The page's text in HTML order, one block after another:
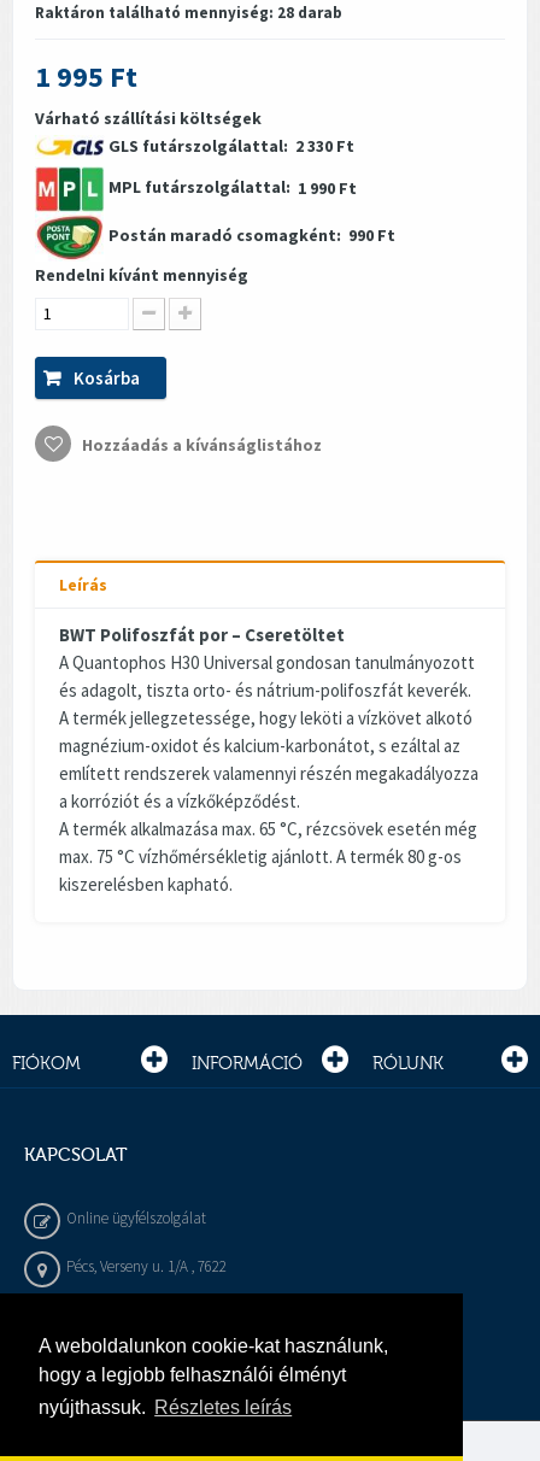
A weboldalunkon cookie-kat használunk,
hogy a legjobb felhasználói élményt
nyújthassuk. Részletes leírás
Raktáron található mennyiség: 28 darab
1 995 Ft
Várható szállítási költségek
GLS futárszolgálattal: 2 330 Ft
MPL futárszolgálattal: 1 990 Ft
Postán maradó csomagként: 990 Ft
Rendelni kívánt mennyiség
Kosárba
Hozzáadás a kívánságlistához
Leírás
BWT Polifoszfát por – Cseretöltet
A Quantophos H30 Universal gondosan tanulmányozott
és adagolt, tiszta orto- és nátrium-polifoszfát keverék.
A termék jellegzetessége, hogy leköti a vízkövet alkotó
magnézium-oxidot és kalcium-karbonátot, s ezáltal az
említett rendszerek valamennyi részén megakadályozza
a korróziót és a vízkőképződést.
A termék alkalmazása max. 65 °C, rézcsövek esetén még
max. 75 °C vízhőmérsékletig ajánlott. A termék 80 g-os
kiszerelésben kapható.
FIÓKOM INFORMÁCIÓ RÓLUNK
KAPCSOLAT
Online ügyfélszolgálat
Pécs, Verseny u. 1/A , 7622
info@gepeszbolt.hu
Árukereső, a hiteles vásárlási kalauz